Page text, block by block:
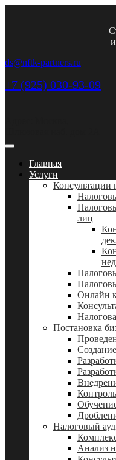
ds@nftk-partners.ru
+7 (925) 030-93-09
Главная
Услуги
лиц
Онлайн
Постановка
Налоговый
Анализ